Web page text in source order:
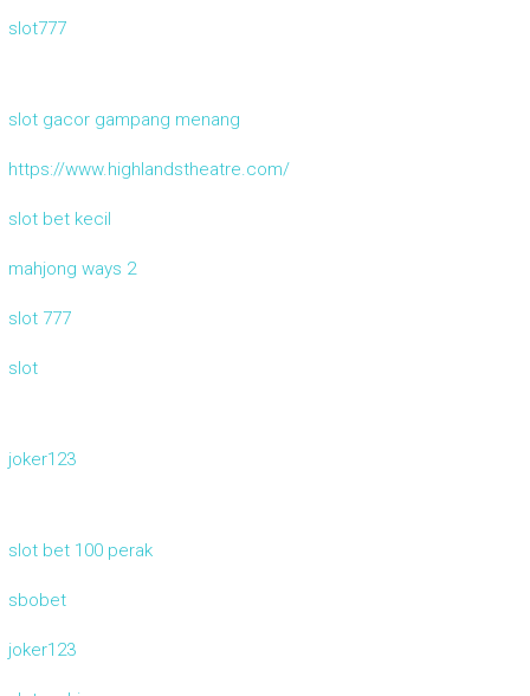
slot777
slot gacor gampang menang
https://www.highlandstheatre.com/
slot bet kecil
mahjong ways 2
slot 777
slot
joker123
slot bet 100 perak
sbobet
joker123